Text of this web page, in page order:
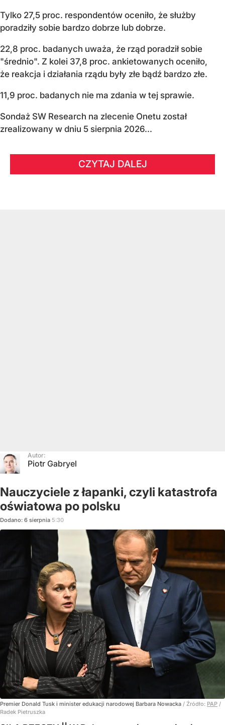
Tylko 27,5 proc. respondentów oceniło, że służby
poradziły sobie bardzo dobrze lub dobrze.
22,8 proc. badanych uważa, że rząd poradził sobie
"średnio". Z kolei 37,8 proc. ankietowanych oceniło,
że reakcja i działania rządu były złe bądź bardzo złe.
11,9 proc. badanych nie ma zdania w tej sprawie.
Sondaż SW Research na zlecenie Onetu został
zrealizowany w dniu 5 sierpnia 2026...
CZYTAJ DALEJ
Autor:
Piotr Gabryel
Nauczyciele z łapanki, czyli katastrofa
oświatowa po polsku
Dodano: 6 sierpnia 5:30
Premier Donald Tusk i minister edukacji narodowej Barbara Nowacka / Źródło: PAP /
Radek Pietruszka